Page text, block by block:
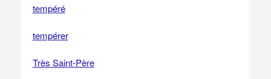
tempéré
tempérer
Très Saint-Père